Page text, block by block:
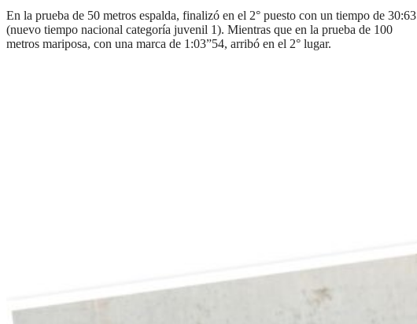
En la prueba de 50 metros espalda, finalizó en el 2° puesto con un tiempo de 30:63
(nuevo tiempo nacional categoría juvenil 1). Mientras que en la prueba de 100
metros mariposa, con una marca de 1:03”54, arribó en el 2° lugar.